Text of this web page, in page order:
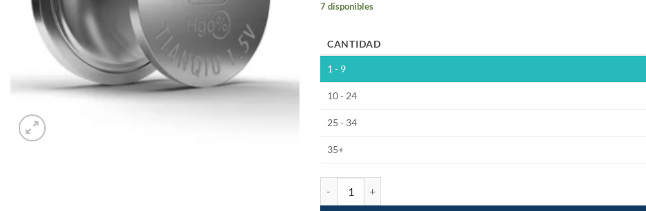
7 disponibles
CANTIDAD
1 - 9
10 - 24
25 - 34
35+